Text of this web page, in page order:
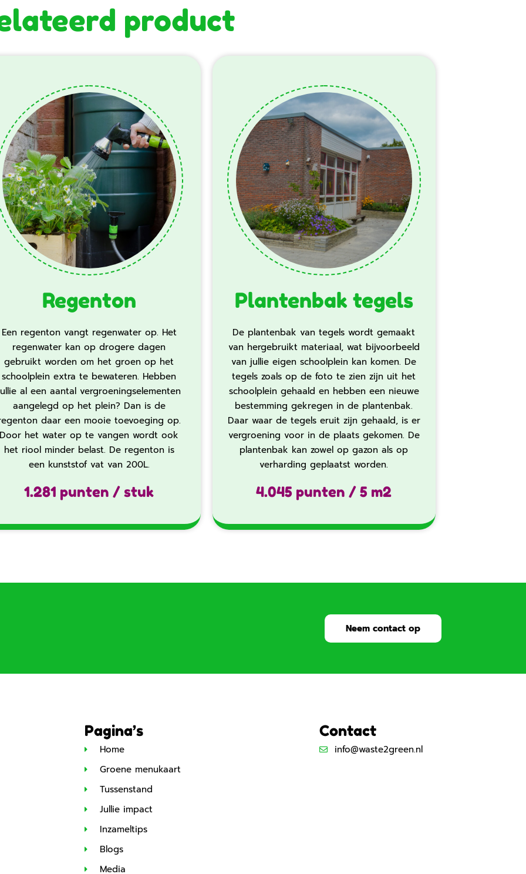
product
Regenton
Een regenton vangt regenwater op. Het
regenwater kan op drogere dagen
gebruikt worden om het groen op het
schoolplein extra te bewateren. Hebben
al een aantal vergroeningselementen
aangelegd op het plein? Dan is de
daar een mooie toevoeging op.
Door het water op te vangen wordt ook
het riool minder belast. De regenton is
een kunststof vat van 200L.‍
1.281 punten / stuk
Plantenbak tegels
De plantenbak van tegels wordt gemaakt
van hergebruikt materiaal, wat bijvoorbeeld
van jullie eigen schoolplein kan komen. De
tegels zoals op de foto te zien zijn uit het
schoolplein gehaald en hebben een nieuwe
bestemming gekregen in de plantenbak.
Daar waar de tegels eruit zijn gehaald, is er
vergroening voor in de plaats gekomen. De
plantenbak kan zowel op gazon als op
verharding geplaatst worden.‍‍
4.045 punten / 5 m2
Neem contact op
Pagina’s
Home
Groene menukaart
Tussenstand
Jullie impact
Inzameltips
Blogs
Media
Contact
info@waste2green.nl